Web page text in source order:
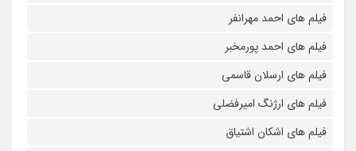
فیلم های احمد مهرانفر
فیلم های احمد پورمخبر
فیلم های ارسلان قاسمی
فیلم های ارژنگ امیرفضلی
فیلم های اشکان اشتیاق